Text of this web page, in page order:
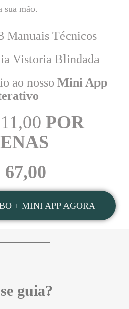
sua mão.
Manuais Técnicos
Vistoria Blindada
ao nossoMini App
POR
+ MINI APP AGORA
guia?